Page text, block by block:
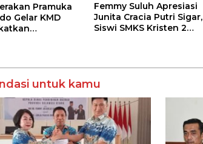
Pramuka
Gelar KMD
Femmy Suluh Apresiasi
Junita Cracia Putri Sigar,
Siswi SMKS Kristen 2
untuk kamu